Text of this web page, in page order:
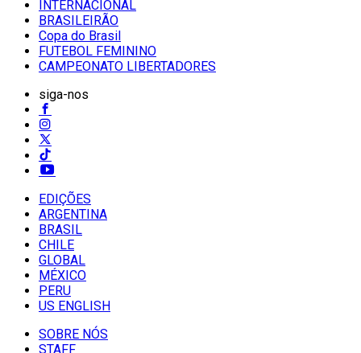
INTERNACIONAL
BRASILEIRÃO
Copa do Brasil
FUTEBOL FEMININO
CAMPEONATO LIBERTADORES
siga-nos
EDIÇÕES
ARGENTINA
BRASIL
CHILE
GLOBAL
MÉXICO
PERU
US ENGLISH
SOBRE NÓS
STAFF